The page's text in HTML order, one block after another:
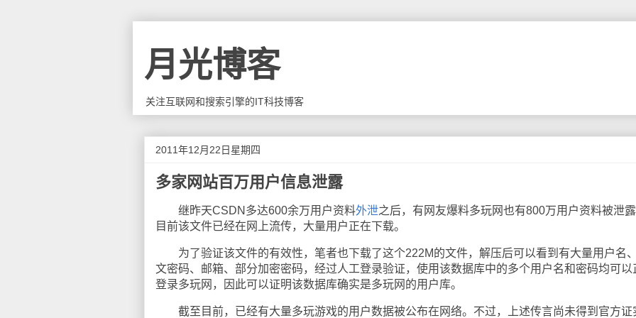
月光博客
关注互联网和搜索引擎的IT科技博客
2011年12月22日星期四
多家网站百万用户信息泄露
继昨天CSDN多达600余万用户资料外泄之后，有网友爆料多玩网也有800万用户资料被泄
目前该文件已经在网上流传，大量用户正在下载。
为了验证该文件的有效性，笔者也下载了这个222M的文件，解压后可以看到有大量用户名
文密码、邮箱、部分加密密码，经过人工登录验证，使用该数据库中的多个用户名和密码均可以
登录多玩网，因此可以证明该数据库确实是多玩网的用户库。
截至目前，已经有大量多玩游戏的用户数据被公布在网络。不过，上述传言尚未得到官方证